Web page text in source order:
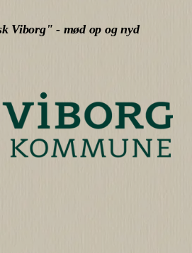
Viborg" - mød op og nyd